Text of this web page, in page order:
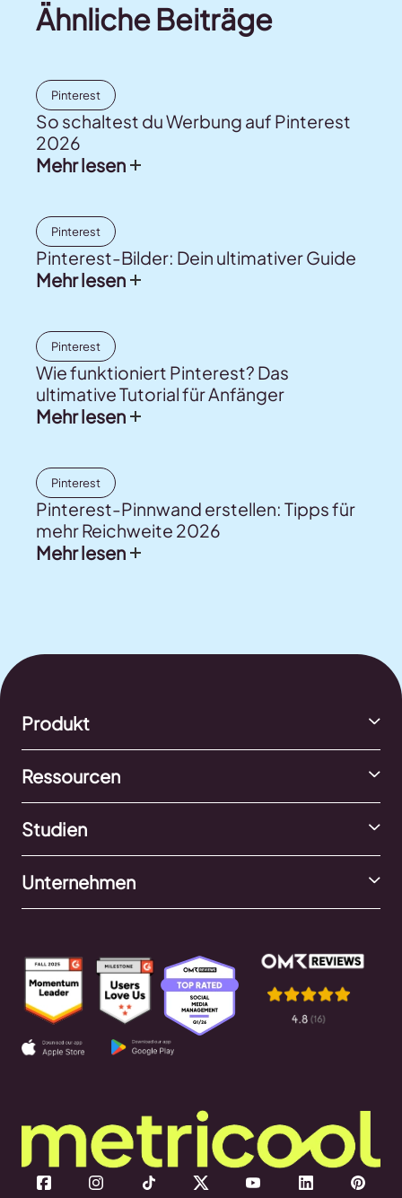
Ähnliche Beiträge
Pinterest
So schaltest du Werbung auf Pinterest
2026
Mehr lesen
Pinterest
Pinterest-Bilder: Dein ultimativer Guide
Mehr lesen
Pinterest
Wie funktioniert Pinterest? Das
ultimative Tutorial für Anfänger
Mehr lesen
Pinterest
Pinterest-Pinnwand erstellen: Tipps für
mehr Reichweite 2026
Mehr lesen
Produkt
Ressourcen
Studien
Unternehmen